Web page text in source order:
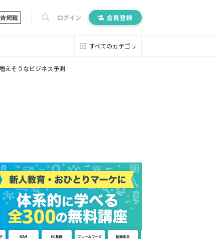
掲載 ログイン 会員登録
すべてのカテゴリ
えそうなビジネス予測